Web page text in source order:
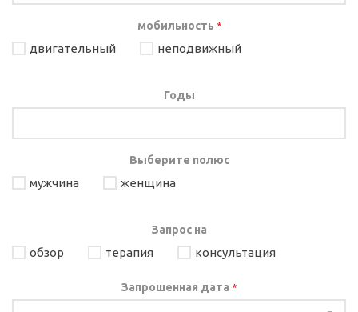
мобильность *
двигательный неподвижный
Годы
Выберите полюс
мужчина женщина
Запрос на
обзор терапия консультация
Запрошенная дата *